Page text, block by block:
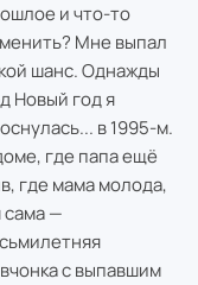
и что-то
Мне выпал
шанс. Однажды
Новый год я
в 1995-м.
где папа ещё
где мама молода,
сама —
с выпавшим